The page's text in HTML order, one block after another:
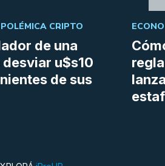
de una
u$s10
de sus
POLÉMICA CRIPTO